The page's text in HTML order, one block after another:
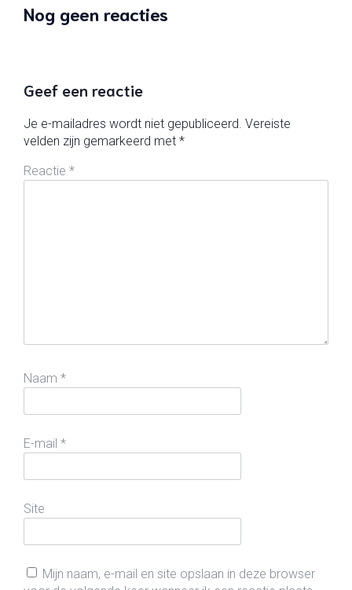
Nog geen reacties
Geef een reactie
Je e-mailadres wordt niet gepubliceerd. Vereiste
velden zijn gemarkeerd met *
Reactie *
Naam *
E-mail *
Site
Mijn naam, e-mail en site opslaan in deze browser